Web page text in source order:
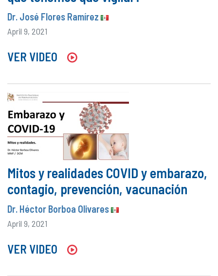
Dr. José Flores Ramírez
April 9, 2021
VER VIDEO
Mitos y realidades COVID y embarazo,
contagio, prevención, vacunación
Dr. Héctor Borboa Olivares
April 9, 2021
VER VIDEO